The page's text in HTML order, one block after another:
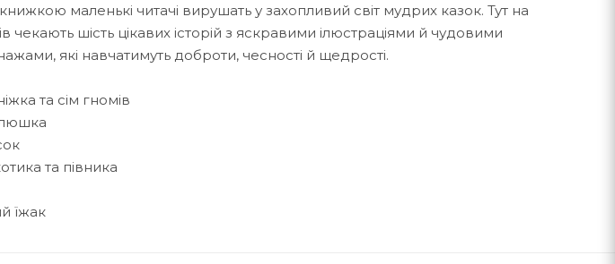
маленькі читачі вирушать у захопливий світ мудрих казок. Тут на
чекають шість цікавих історій з яскравими ілюстраціями й чудовими
які навчатимуть доброти, чесності й щедрості.
та сім гномів
та півника
їжак